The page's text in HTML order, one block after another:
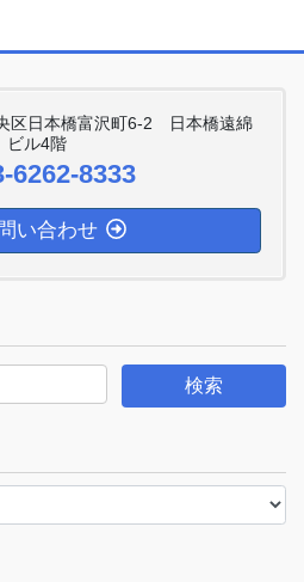
区日本橋富沢町6-2 日本橋遠綿
ビル4階
6262-8333
い合わせ